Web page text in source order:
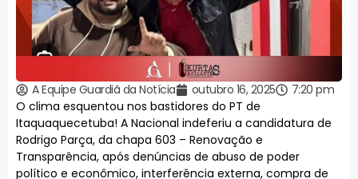
A Equipe Guardiã da Notícia outubro 16, 2025
7:20 pm
O clima esquentou nos bastidores do PT de
Itaquaquecetuba! A Nacional indeferiu a candidatura de
Rodrigo Parça, da chapa 603 – Renovação e
Transparência, após denúncias de abuso de poder
político e econômico, interferência externa, compra de